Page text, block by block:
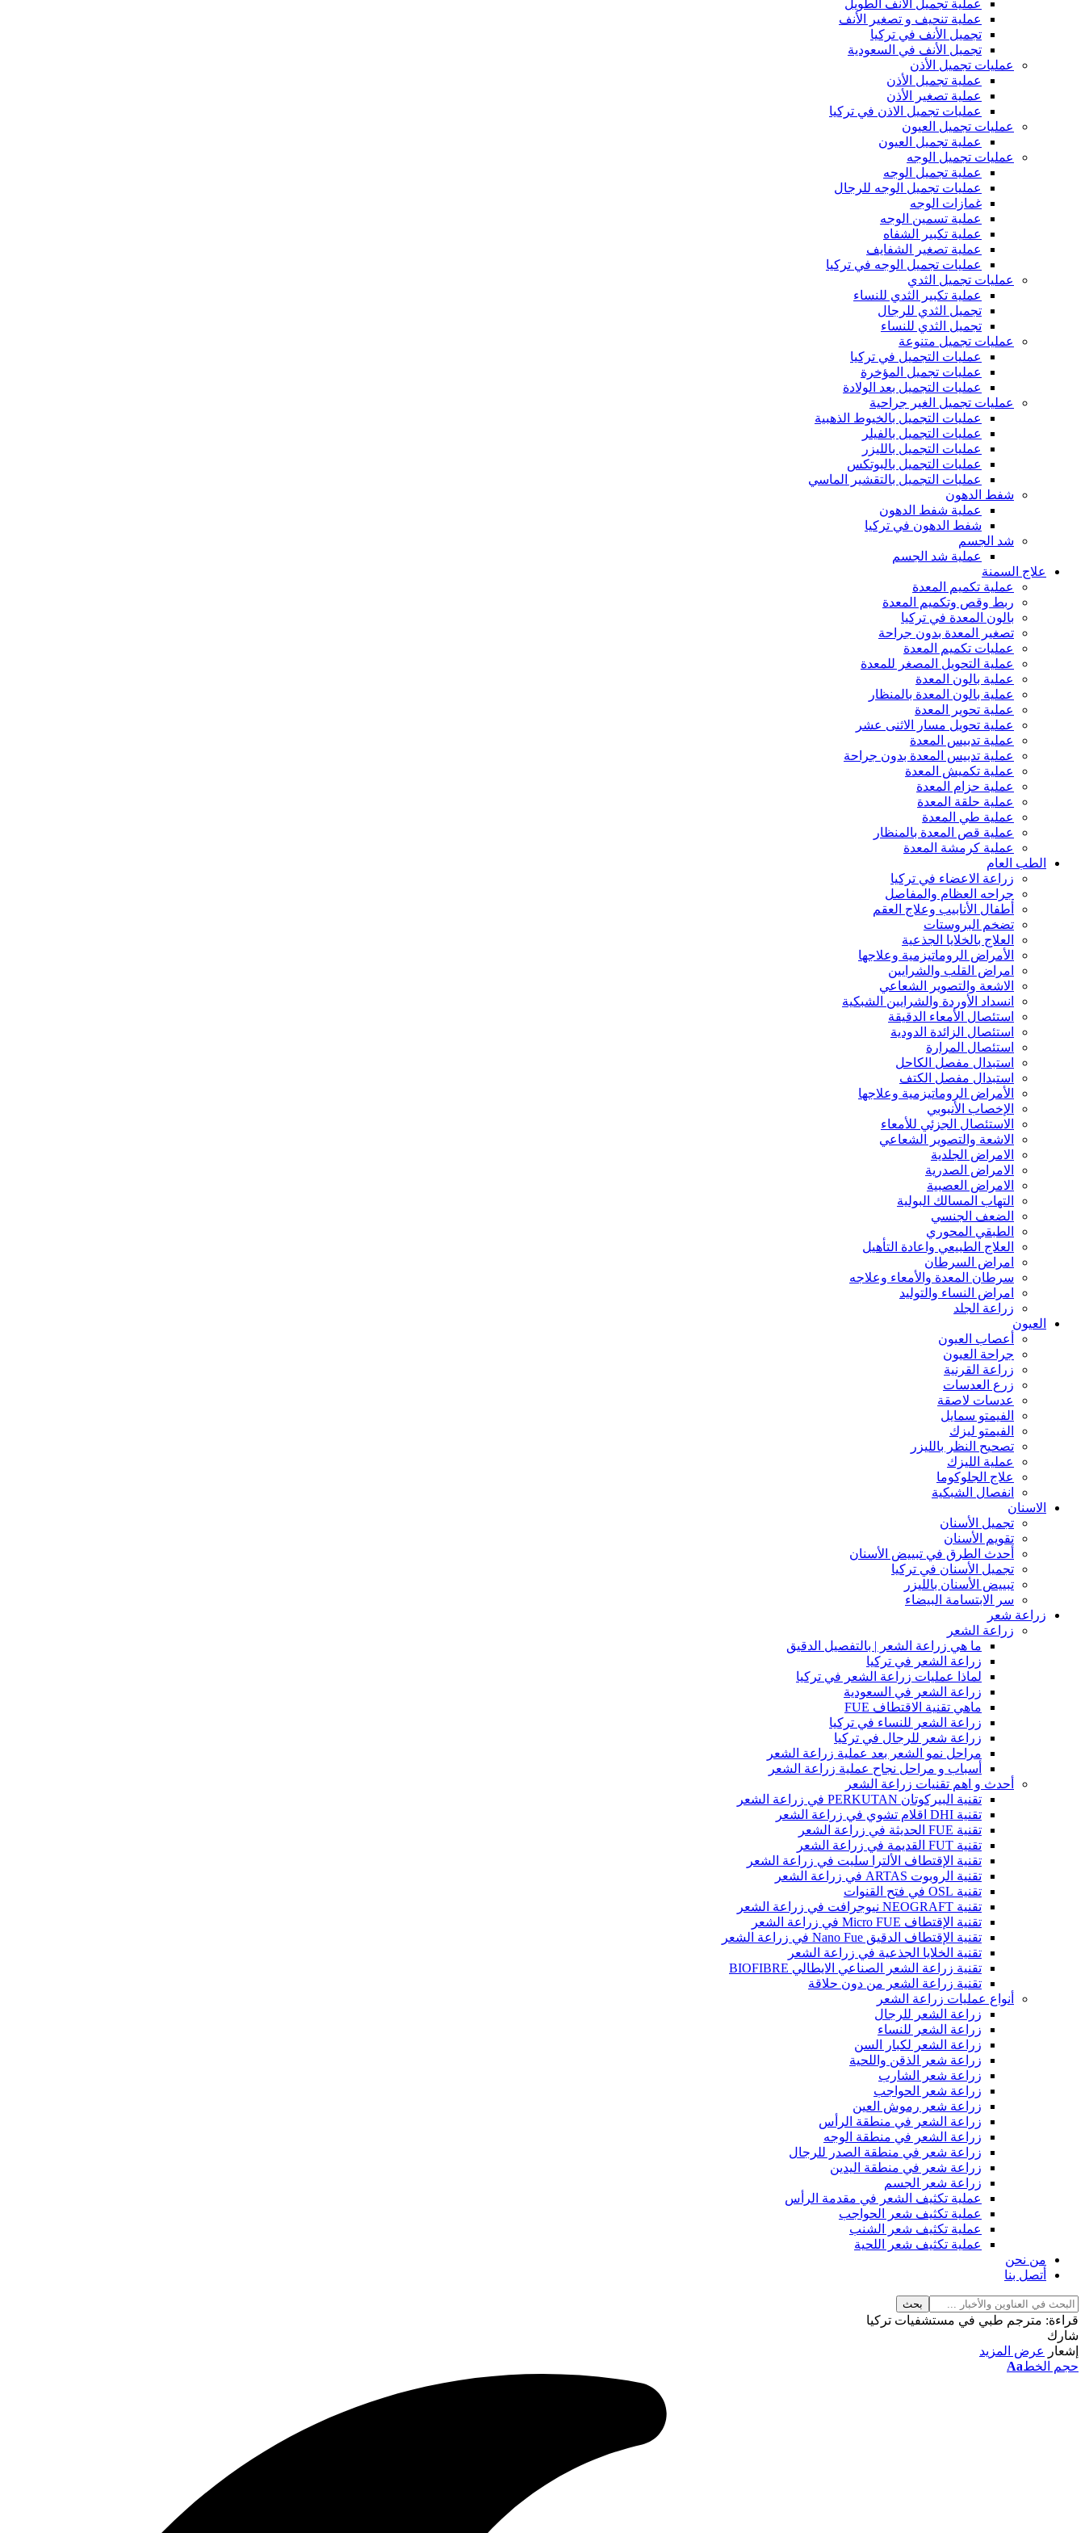
عملية تجميل الانف الطويل
عملية تنحيف و تصغير الأنف
تجميل الأنف في تركيا
تجميل الأنف في السعودية
عمليات تجميل الأذن
عملية تجميل الأذن
عملية تصغير الأذن
عمليات تجميل الاذن في تركيا
عمليات تجميل العيون
عملية تجميل العيون
عمليات تجميل الوجه
عملية تجميل الوجه
عمليات تجميل الوجه للرجال
غمازات الوجه
عملية تسمين الوجه
عملية تكبير الشفاه
عملية تصغير الشفايف
عمليات تجميل الوجه في تركيا
عمليات تجميل الثدي
عملية تكبير الثدي للنساء
تجميل الثدي للرجال
تجميل الثدي ‏للنساء
عمليات تجميل متنوعة
عمليات التجميل في تركيا
عمليات تجميل المؤخرة
عمليات التجميل بعد الولادة
عمليات تجميل الغير جراحية
عمليات التجميل بالخيوط الذهبية
عمليات التجميل بالفيلر
عمليات التجميل بالليزر
عمليات التجميل بالبوتكس
عمليات التجميل بالتقشير الماسي
شفط الدهون
عملية شفط الدهون
شفط الدهون في تركيا
شد الجسم
عملية شد الجسم
علاج السمنة
عملية تكميم المعدة
ربط وقص وتكميم المعدة
بالون المعدة في تركيا
تصغير المعدة بدون جراحة
عمليات تكميم المعدة
عملية التحويل المصغر للمعدة
عملية بالون المعدة
عملية بالون المعدة بالمنظار
عملية تحوير المعدة
عملية تحويل مسار الاثنى عشر
عملية تدبيس المعدة
عملية تدبيس المعدة بدون جراحة
عملية تكميش المعدة
عملية حزام المعدة
عملية حلقة المعدة
عملية طي المعدة
عملية قص المعدة بالمنظار
عملية كرمشة المعدة
الطب العام
زراعة الاعضاء في تركيا
جراحه العظام والمفاصل
أطفال الأنابيب وعلاج العقم
تضخم البروستات
العلاج بالخلايا الجذعية
الأمراض الروماتيزمية وعلاجها
امراض القلب والشرايين
الاشعة والتصوير الشعاعي
انسداد الأوردة والشرايين الشبكية
استئصال الأمعاء الدقيقة
استئصال الزائدة الدودية
استئصال المرارة
استبدال مفصل الكاحل
استبدال مفصل الكتف
الأمراض الروماتيزمية وعلاجها
الإخصاب الأنبوبي
الاستئصال الجزئي للأمعاء
الاشعة والتصوير الشعاعي
الامراض الجلدية
الامراض الصدرية
الامراض العصبية
التهاب المسالك البولية
الضعف الجنسي
الطبقي المحوري
العلاج الطبيعي واعادة التأهيل
امراض السرطان
سرطان المعدة والأمعاء وعلاجه
امراض النساء والتوليد
زراعة الجلد
العيون
أعصاب العيون
جراحة العيون
زراعة القرنية
زرع العدسات
عدسات لاصقة
الفيمتو سمايل
الفيمتو ليزك
تصحيح النظر بالليزر
عملية الليزك
علاج الجلوكوما
انفصال الشبكية
الاسنان
تجميل الأسنان
تقويم الأسنان
أحدث الطرق في تبييض الأسنان
تجميل الأسنان في تركيا
تبييض الأسنان بالليزر
سر الابتسامة البيضاء
زراعة شعر
زراعة الشعر
ما هي زراعة الشعر | بالتفصيل الدقيق
زراعة الشعر في تركيا
لماذا عمليات زراعة الشعر في تركيا
زراعة الشعر في السعودية
ماهي تقنية الاقتطاف FUE
زراعة الشعر للنساء في تركيا
زراعة شعر للرجال في تركيا
مراحل نمو الشعر بعد عملية زراعة الشعر
أسباب و مراحل نجاح عملية زراعة الشعر
أحدث و اهم تقنيات زراعة الشعر
تقنية البيركوتان PERKUTAN في زراعة الشعر
تقنية DHI اقلام تشوي في زراعة الشعر
تقنية FUE الحديثة في زراعة الشعر
تقنية FUT القديمة في زراعة الشعر
تقنية الإقتطاف الألترا سليت في زراعة الشعر
تقنية الروبوت ARTAS في زراعة الشعر
تقنية OSL في فتح القنوات
تقنية NEOGRAFT نيوجرافت في زراعة الشعر
تقنية الإقتطاف Micro FUE في زراعة الشعر
تقنية الإقتطاف الدقيق Nano Fue في زراعة الشعر
تقنية الخلايا الجذعية في زراعة الشعر
تقنية زراعة الشعر الصناعي الايطالي BIOFIBRE
تقنية زراعة الشعر من دون حلاقة
أنواع عمليات زراعة الشعر
زراعة الشعر للرجال
زراعة الشعر للنساء
زراعة الشعر لكبار السن
زراعة شعر الذقن واللحية
زراعة شعر الشارب
زراعة شعر الحواجب
زراعة شعر رموش العين
زراعة الشعر في منطقة الرأس
زراعة الشعر في منطقة الوجه
زراعة شعر في منطقة الصدر للرجال
زراعة شعر في منطقة اليدين
زراعة شعر الجسم
عملية تكثيف الشعر في مقدمة الرأس
عملية تكثيف شعر الحواجب
عملية تكثيف شعر الشنب
عملية تكثيف شعر اللحية
من نحن
أتصل بنا
قراءة: مترجم طبي في مستشفيات تركيا
شارك
إشعار
عرض المزيد
حجم الخطAa